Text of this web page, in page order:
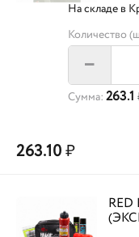
На складе в
Количество
–
Сумма: 263.1
263.10₽
RED